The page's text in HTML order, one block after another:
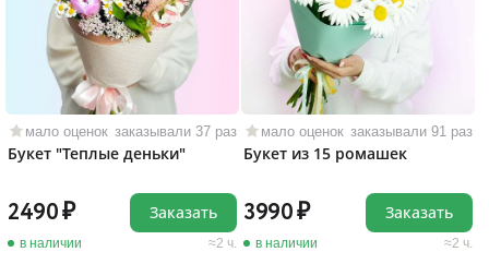
мало оценок заказывали 37 раз
Букет "Теплые деньки"
2490
в наличии 2 ч.
Заказать
мало оценок заказывали 91 раз
Букет из 15 ромашек
3990
в наличии 2 ч.
Заказать